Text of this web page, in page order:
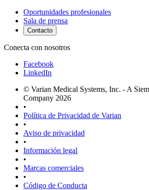
Oportunidades profesionales
Sala de prensa
Contacto
Conecta con nosotros
Facebook
LinkedIn
© Varian Medical Systems, Inc. - A
Company 2026
•
Política de Privacidad de Varian
•
Aviso de privacidad
•
Información legal
•
Marcas comerciales
•
Código de Conducta